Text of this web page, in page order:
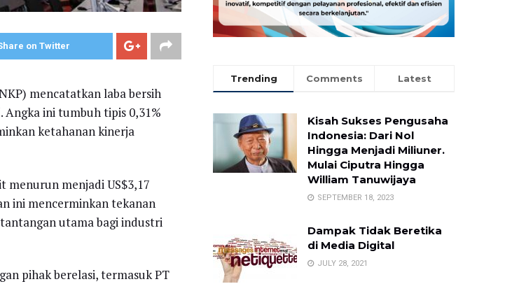
on Twitter
mencatatkan laba bersih
Angka ini tumbuh tipis 0,31%
ketahanan kinerja
menjadi US$3,17
ini mencerminkan tekanan
utama bagi industri
pihak berelasi, termasuk PT
Trending Comments Latest
Kisah Sukses Pengusaha
Indonesia: Dari Nol
Hingga Menjadi Miliuner.
Mulai Ciputra Hingga
William Tanuwijaya
SEPTEMBER 18, 2023
Dampak Tidak Beretika
di Media Digital
JULY 28, 2021